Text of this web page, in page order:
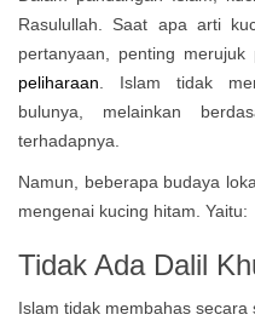
Rasulullah. Saat apa arti
pertanyaan, penting
peliharaan . Islam tidak
bulunya, melainkan
terhadapnya.
Namun, beberapa budaya
mengenai kucing hitam. Yaitu:
Tidak Ada Dalil
Islam tidak membahas